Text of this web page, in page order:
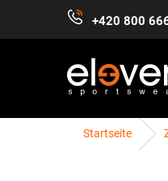
springen
+420 800
Startseite